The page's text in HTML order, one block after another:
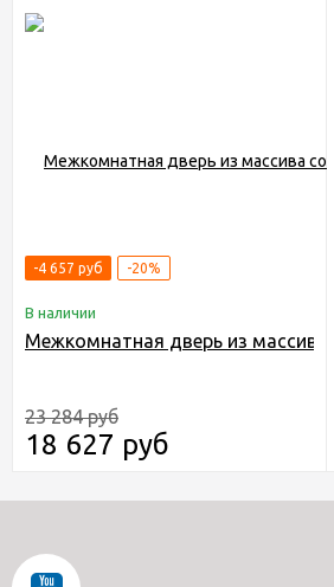
-4 657 руб -20%
В наличии
Межкомнатная дверь из массива
23 284 руб
18 627 руб